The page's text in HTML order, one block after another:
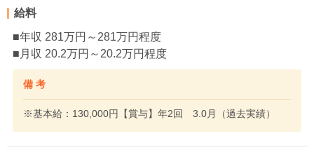
給料
■年収 281万円～281万円程度
■月収 20.2万円～20.2万円程度
備 考
※基本給：130,000円【賞与】年2回 3.0月（過去実績）